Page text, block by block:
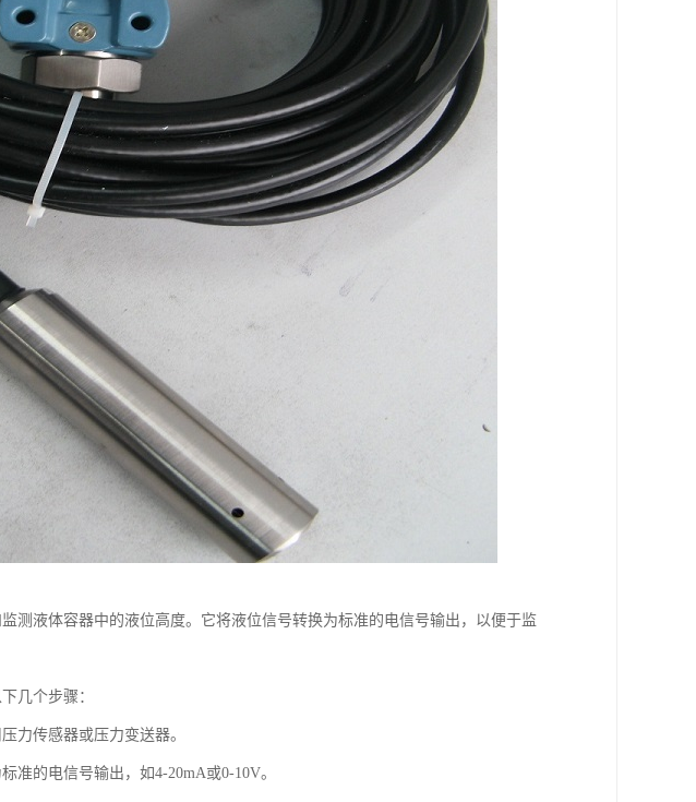
测液体容器中的液位高度。它将液位信号转换为标准的电信号输出，以便于监
几个步骤：
力传感器或压力变送器。
准的电信号输出，如4-20mA或0-10V。